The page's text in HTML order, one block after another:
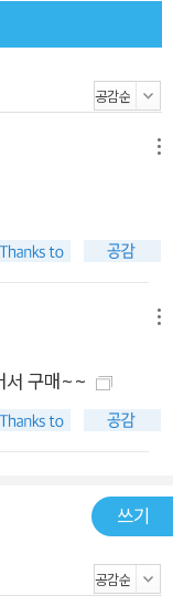
와 다른 존재를 이해
받아들이고 더불어
들을 떠나보내고 쓸
산테와 후루, 그리
냄새를 맡고 모두의
롯이 겪으며 무리의
떤 일이 일어날
속된다.
서 구매~~
쓰기